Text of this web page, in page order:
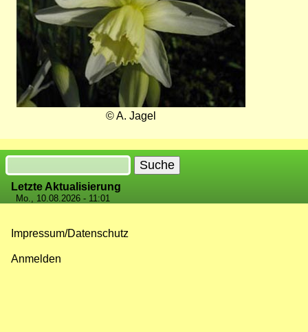
© A. Jagel
Suche
Letzte Aktualisierung
Mo., 10.08.2026 - 11:01
Impressum/Datenschutz
Anmelden